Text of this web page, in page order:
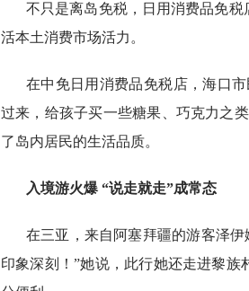
不只是离岛免税，日用消费品免
活本土消费市场活力。
在中免日用消费品免税店，海口
过来，给孩子买一些糖果、巧克力之
了岛内居民的生活品质。
入境游火爆 “说走就走”成常态
在三亚，来自阿塞拜疆的游客泽
印象深刻！”她说，此行她还走进黎